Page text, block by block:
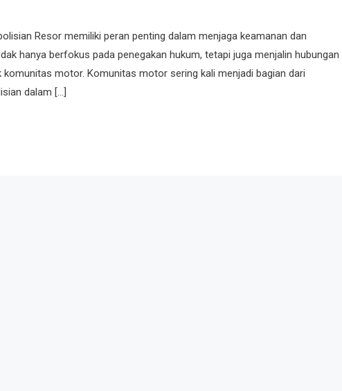
Resor memiliki peran penting dalam menjaga keamanan dan
hanya berfokus pada penegakan hukum, tetapi juga menjalin hubungan
motor. Komunitas motor sering kali menjadi bagian dari
dalam […]